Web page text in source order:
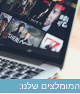
המומלצים שלנו: